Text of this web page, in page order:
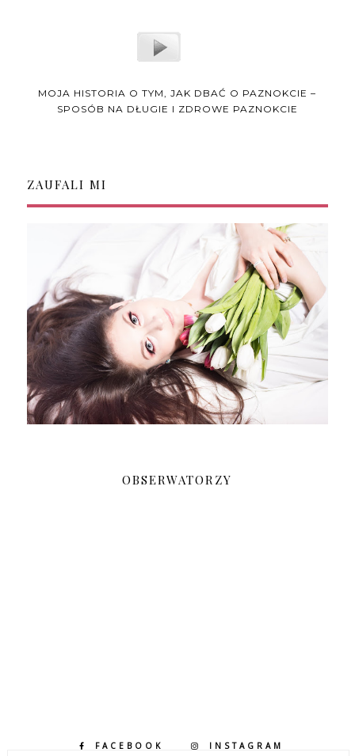
MOJA HISTORIA O TYM, JAK DBAĆ O PAZNOKCIE –
SPOSÓB NA DŁUGIE I ZDROWE PAZNOKCIE
ZAUFALI MI
OBSERWATORZY
FACEBOOK INSTAGRAM